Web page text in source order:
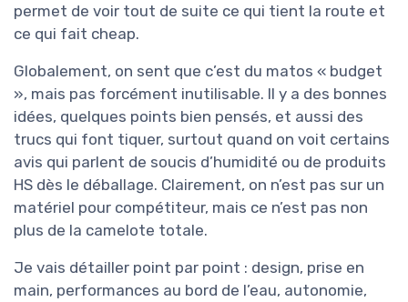
permet de voir tout de suite ce qui tient la route et
ce qui fait cheap.
Globalement, on sent que c’est du matos « budget
», mais pas forcément inutilisable. Il y a des bonnes
idées, quelques points bien pensés, et aussi des
trucs qui font tiquer, surtout quand on voit certains
avis qui parlent de soucis d’humidité ou de produits
HS dès le déballage. Clairement, on n’est pas sur un
matériel pour compétiteur, mais ce n’est pas non
plus de la camelote totale.
Je vais détailler point par point : design, prise en
main, performances au bord de l’eau, autonomie,